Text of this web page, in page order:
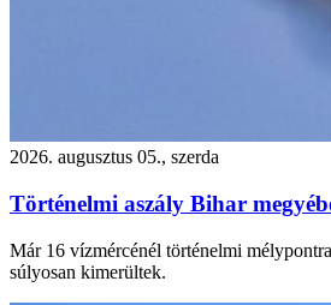
2026. augusztus 05., szerda
Történelmi aszály Bihar
Már 16 vízmércénél történelmi
súlyosan kimerültek.